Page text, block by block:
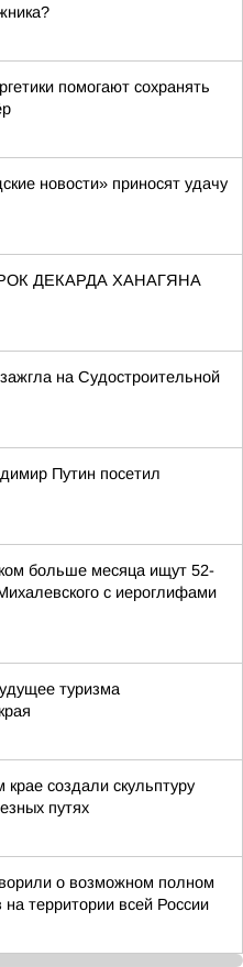
помогают сохранять
новости» приносят удачу
ДЕКАРДА ХАНАГЯНА
на Судостроительной
Путин посетил
больше месяца ищут 52-
с иероглифами
туризма
крае создали скульптуру
путях
о возможном полном
на территории всей России